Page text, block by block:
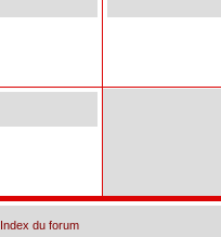
Index du forum